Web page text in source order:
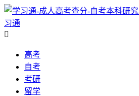
习通

高考
自考
考研
留学